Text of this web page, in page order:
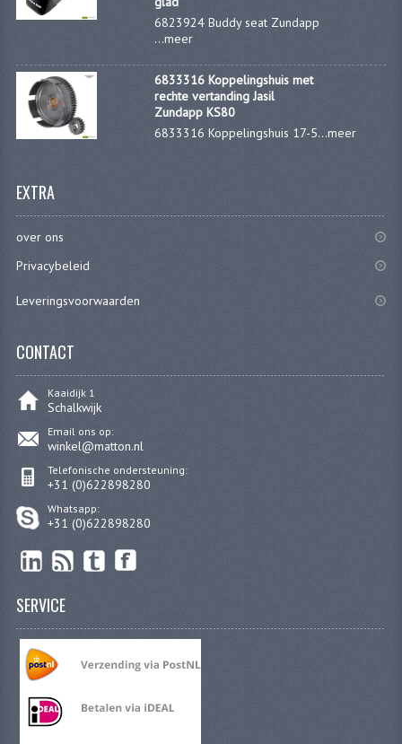
SCHAKELAARS
VOORVORK ONDERDELEN
VOORVORK COMPLEET
VOORVORK 517
VOORVORK 530 SCHIJFREM
SPROEIERSET BING KLEIN NT 44-031
CILINDERKITS
6823924 Buddy seat Zundapp
...meer
6833316 Koppelingshuis met
rechte vertanding Jasil
Zundapp KS80
6833316 Koppelingshuis 17-5...meer
EXTRA
over ons
Privacybeleid
Leveringsvoorwaarden
CONTACT
Kaaidijk 1
Schalkwijk
Email ons op:
winkel@matton.nl
Telefonische ondersteuning:
+31 (0)622898280
Whatsapp:
+31 (0)622898280
SERVICE